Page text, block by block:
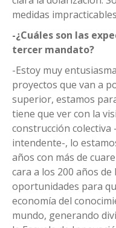
medidas
-¿Cuáles son las
tercer mandato?
-Estoy muy
proyectos que van a
superior, estamos
tiene que ver con la
construcción colectiva
intendente-, lo
años con más de
cara a los 200 años
oportunidades para
economía del
mundo, generando